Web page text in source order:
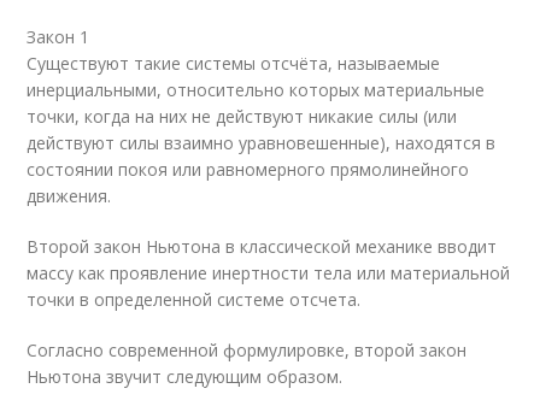
Закон 1
Существуют такие системы отсчёта, называемые
инерциальными, относительно которых материальные
точки, когда на них не действуют никакие силы (или
действуют силы взаимно уравновешенные), находятся в
состоянии покоя или равномерного прямолинейного
движения.
Второй закон Ньютона в классической механике вводит
массу как проявление инертности тела или материальной
точки в определенной системе отсчета.
Согласно современной формулировке, второй закон
Ньютона звучит следующим образом.